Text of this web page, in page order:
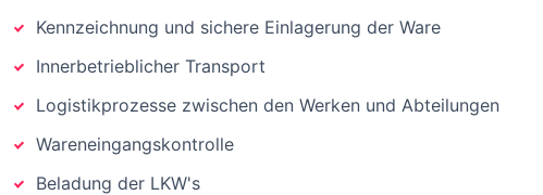
Kennzeichnung und sichere Einlagerung der Ware
Innerbetrieblicher Transport
Logistikprozesse zwischen den Werken und Abteilungen
Wareneingangskontrolle
Beladung der LKW's